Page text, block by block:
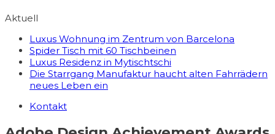
Aktuell
Luxus Wohnung im Zentrum von Barcelona
Spider Tisch mit 60 Tischbeinen
Luxus Residenz in Mytischtschi
Die Starrgang Manufaktur haucht alten Fahrrädern
neues Leben ein
Kontakt